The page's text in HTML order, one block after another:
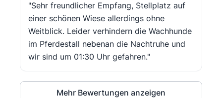
"Sehr freundlicher Empfang, Stellplatz auf
einer schönen Wiese allerdings ohne
Weitblick. Leider verhindern die Wachhunde
im Pferdestall nebenan die Nachtruhe und
wir sind um 01:30 Uhr gefahren."
Mehr Bewertungen anzeigen